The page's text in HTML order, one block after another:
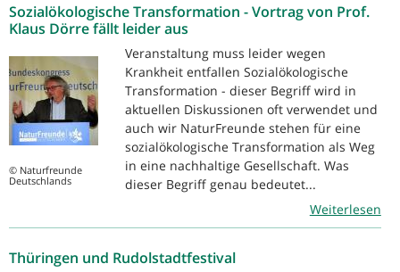
Sozialökologische Transformation - Vortrag von Prof.
Klaus Dörre fällt leider aus
© Naturfreunde
Deutschlands
Veranstaltung muss leider wegen
Krankheit entfallen Sozialökologische
Transformation - dieser Begriff wird in
aktuellen Diskussionen oft verwendet und
auch wir NaturFreunde stehen für eine
sozialökologische Transformation als Weg
in eine nachhaltige Gesellschaft. Was
dieser Begriff genau bedeutet...
Weiterlesen
Thüringen und Rudolstadtfestival